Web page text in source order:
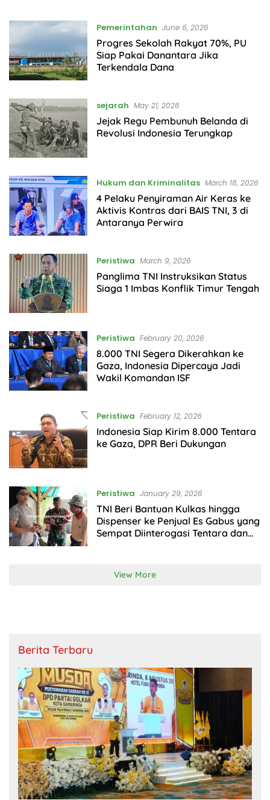
Pemerintahan June 6, 2026
Progres Sekolah Rakyat 70%, PU
Siap Pakai Danantara Jika
Terkendala Dana
sejarah May 21, 2026
Jejak Regu Pembunuh Belanda di
Revolusi Indonesia Terungkap
Hukum dan Kriminalitas March 18, 2026
4 Pelaku Penyiraman Air Keras ke
Aktivis Kontras dari BAIS TNI, 3 di
Antaranya Perwira
Peristiwa March 9, 2026
Panglima TNI Instruksikan Status
Siaga 1 Imbas Konflik Timur Tengah
Peristiwa February 20, 2026
8.000 TNI Segera Dikerahkan ke
Gaza, Indonesia Dipercaya Jadi
Wakil Komandan ISF
Peristiwa February 12, 2026
Indonesia Siap Kirim 8.000 Tentara
ke Gaza, DPR Beri Dukungan
Peristiwa January 29, 2026
TNI Beri Bantuan Kulkas hingga
Dispenser ke Penjual Es Gabus yang
Sempat Diinterogasi Tentara dan
View More
Berita Terbaru